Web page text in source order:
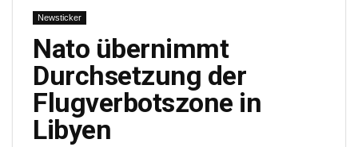
Newsticker
Nato übernimmt
Durchsetzung der
Flugverbotszone in
Libyen